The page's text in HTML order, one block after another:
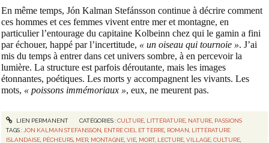
En même temps, Jón Kalman Stefánsson continue à décrire comment
ces hommes et ces femmes vivent entre mer et montagne, en
particulier l’entourage du capitaine Kolbeinn chez qui le gamin a fini
par échouer, happé par l’incertitude, « un oiseau qui tournoie ». J’ai
mis du temps à entrer dans cet univers sombre, à en percevoir la
lumière. La structure est parfois déroutante, mais les images
étonnantes, poétiques. Les morts y accompagnent les vivants. Les
mots, « poissons immémoriaux », eux, ne meurent pas.
LIEN PERMANENT CATÉGORIES :CULTURE, LITTÉRATURE, NATURE, PASSIONS
TAGS : JON KALMAN STEFANSSON ENTRE CIEL ET TERRE ROMAN LITTÉRATURE
ISLANDAISE PÊCHEURS MER MONTAGNE ,VIE MORT, LECTURE ,VILLAGE ,CULTURE